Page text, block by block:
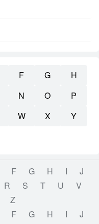
F G
H
N O
P
W X
Y
F G H I
J
R S T U
V
Z
F G H I
J